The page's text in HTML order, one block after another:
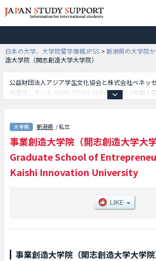
日本の大学、大学院留学情報JPSS >新潟県の大学院
造大学院（開志創造大学大学院）
公益財団法人アジア学生文化協会と株式会社ベネッ
同運営しているJAPAN STUDY SUPPORTでは外国人
しており、事業創造研究科等、研究科別情報や、募
試情報、施設案内、アクセスなど外国人留学生に必
ので是非ご利用ください。
新潟県 / 私立
事業創造大学院（開志創造大学大学
Graduate School of
Kaishi Innovation University
事業創造大学院（開志創造大学大学